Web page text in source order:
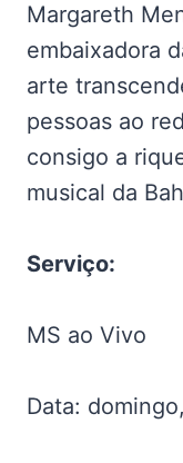
Margareth
embaixadora
arte
pessoas ao
consigo a
musical da
Serviço:
MS ao Vivo
Data: